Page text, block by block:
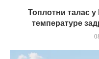
Топлотни талас
температуре